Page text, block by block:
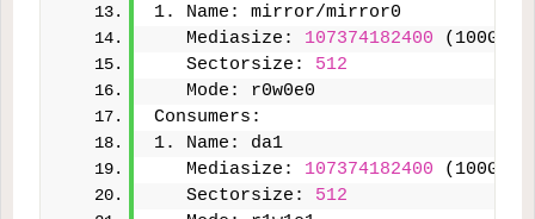
1. Name: mirror/mirror0
   Mediasize:
107374182400 (100G)
   Sectorsize:
512
   Mode: r0w0e0
Consumers:
1. Name: da1
   Mediasize:
107374182400 (100G)
   Sectorsize:
512